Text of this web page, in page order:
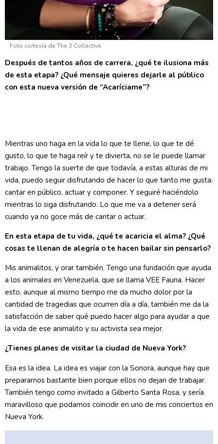
Foto cortesía de The 3 Collective
Después de tantos años de carrera, ¿qué te ilusiona más
de esta etapa? ¿Qué mensaje quieres dejarle al público
con esta nueva versión de “Acaríciame”?
Mientras uno haga en la vida lo que te llene, lo que te dé
gusto, lo que te haga reír y te divierta, no se le puede llamar
trabajo. Tengo la suerte de que todavía, a estas alturas de mi
vida, puedo seguir disfrutando de hacer lo que tanto me gusta:
cantar en público, actuar y componer. Y seguiré haciéndolo
mientras lo siga disfrutando. Lo que me va a detener será
cuando ya no goce más de cantar o actuar.
En esta etapa de tu vida, ¿qué te acaricia el alma? ¿Qué
cosas te llenan de alegría o te hacen bailar sin pensarlo?
Mis animalitos, y orar también. Tengo una fundación que ayuda
a los animales en Venezuela, que se llama VEE Fauna. Hacer
esto, aunque al mismo tiempo me da mucho dolor por la
cantidad de tragedias que ocurren día a día, también me da la
satisfacción de saber qué puedo hacer algo para ayudar a que
la vida de ese animalito y su activista sea mejor.
¿Tienes planes de visitar la ciudad de Nueva York?
Esa es la idea. La idea es viajar con la Sonora, aunque hay que
prepararnos bastante bien porque ellos no dejan de trabajar.
También tengo como invitado a Gilberto Santa Rosa, y sería
maravilloso que podamos coincidir en uno de mis conciertos en
Nueva York.